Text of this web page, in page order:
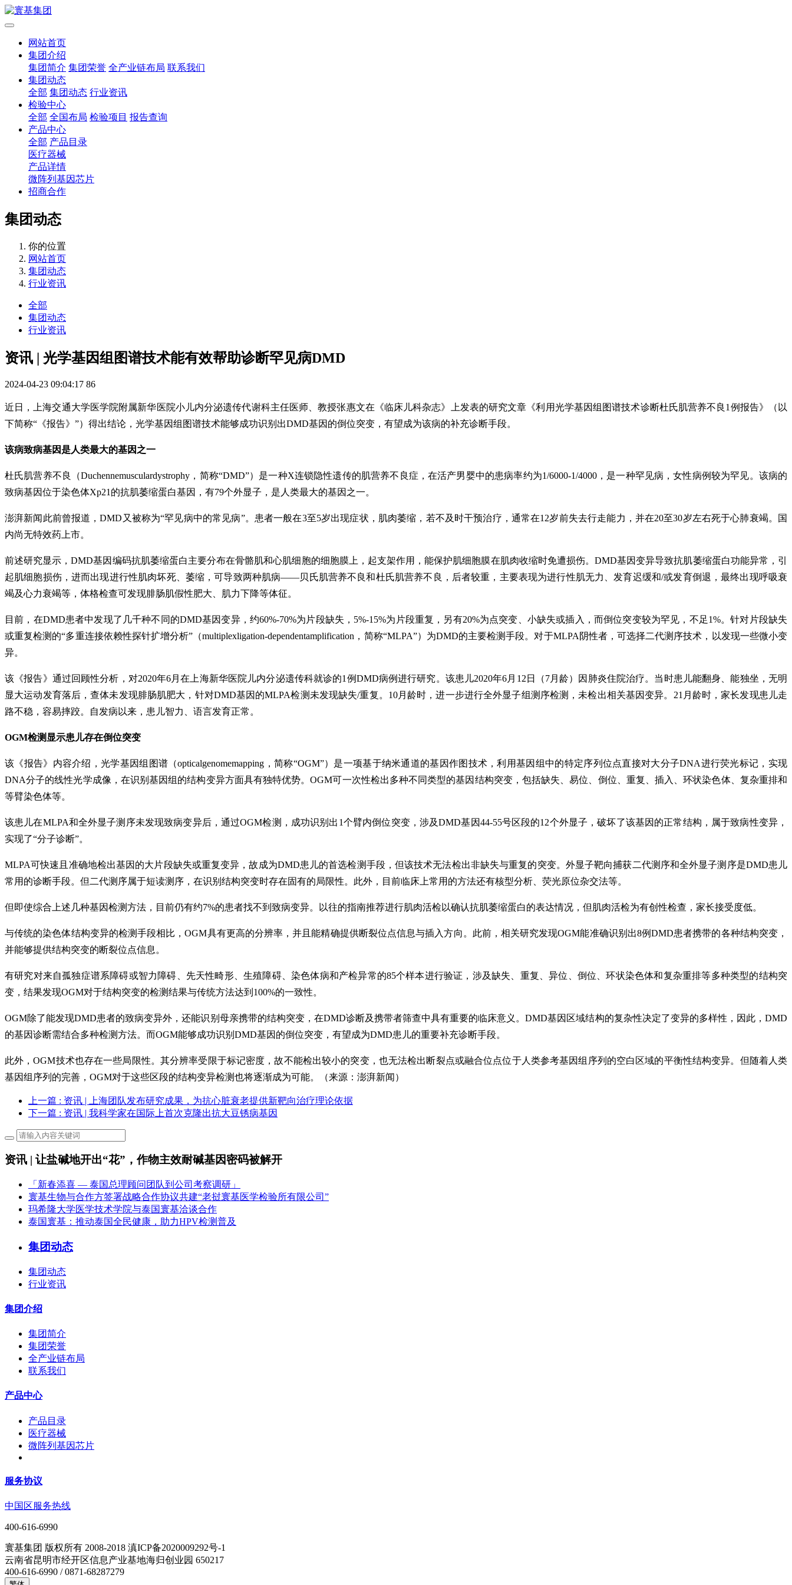
网站首页
集团介绍
集团简介 集团荣誉 全产业链布局 联系我们
集团动态
全部 集团动态 行业资讯
检验中心
全部 全国布局 检验项目 报告查询
产品中心
全部 产品目录
医疗器械
产品详情
微阵列基因芯片
招商合作
集团动态
你的位置
网站首页
集团动态
行业资讯
全部
集团动态
行业资讯
资讯 | 光学基因组图谱技术能有效帮助诊断罕见病DMD
2024-04-23 09:04:17 86
近日，上海交通大学医学院附属新华医院小儿内分泌遗传代谢科主任医师、教授张惠文在《临床儿科杂志》上发表的研究文章《利用光学基因组图谱技术诊断杜氏肌营养不良1例报告》（以
下简称“《报告》”）得出结论，光学基因组图谱技术能够成功识别出DMD基因的倒位突变，有望成为该病的补充诊断手段。
该病致病基因是人类最大的基因之一
杜氏肌营养不良（Duchennemusculardystrophy，简称“DMD”）是一种X连锁隐性遗传的肌营养不良症，在活产男婴中的患病率约为1/6000-1/4000，是一种罕见病，女性病例较为罕见。该病的
致病基因位于染色体Xp21的抗肌萎缩蛋白基因，有79个外显子，是人类最大的基因之一。
澎湃新闻此前曾报道，DMD又被称为“罕见病中的常见病”。患者一般在3至5岁出现症状，肌肉萎缩，若不及时干预治疗，通常在12岁前失去行走能力，并在20至30岁左右死于心肺衰竭。国
内尚无特效药上市。
前述研究显示，DMD基因编码抗肌萎缩蛋白主要分布在骨骼肌和心肌细胞的细胞膜上，起支架作用，能保护肌细胞膜在肌肉收缩时免遭损伤。DMD基因变异导致抗肌萎缩蛋白功能异常，引
起肌细胞损伤，进而出现进行性肌肉坏死、萎缩，可导致两种肌病——贝氏肌营养不良和杜氏肌营养不良，后者较重，主要表现为进行性肌无力、发育迟缓和/或发育倒退，最终出现呼吸衰
竭及心力衰竭等，体格检查可发现腓肠肌假性肥大、肌力下降等体征。
目前，在DMD患者中发现了几千种不同的DMD基因变异，约60%-70%为片段缺失，5%-15%为片段重复，另有20%为点突变、小缺失或插入，而倒位突变较为罕见，不足1%。针对片段缺失
或重复检测的“多重连接依赖性探针扩增分析”（multiplexligation-dependentamplification，简称“MLPA”）为DMD的主要检测手段。对于MLPA阴性者，可选择二代测序技术，以发现一些微小变
异。
该《报告》通过回顾性分析，对2020年6月在上海新华医院儿内分泌遗传科就诊的1例DMD病例进行研究。该患儿2020年6月12日（7月龄）因肺炎住院治疗。当时患儿能翻身、能独坐，无明
显大运动发育落后，查体未发现腓肠肌肥大，针对DMD基因的MLPA检测未发现缺失/重复。10月龄时，进一步进行全外显子组测序检测，未检出相关基因变异。21月龄时，家长发现患儿走
路不稳，容易摔跤。自发病以来，患儿智力、语言发育正常。
OGM检测显示患儿存在倒位突变
该《报告》内容介绍，光学基因组图谱（opticalgenomemapping，简称“OGM”）是一项基于纳米通道的基因作图技术，利用基因组中的特定序列位点直接对大分子DNA进行荧光标记，实现
DNA分子的线性光学成像，在识别基因组的结构变异方面具有独特优势。OGM可一次性检出多种不同类型的基因结构突变，包括缺失、易位、倒位、重复、插入、环状染色体、复杂重排和
等臂染色体等。
该患儿在MLPA和全外显子测序未发现致病变异后，通过OGM检测，成功识别出1个臂内倒位突变，涉及DMD基因44-55号区段的12个外显子，破坏了该基因的正常结构，属于致病性变异，
实现了“分子诊断”。
MLPA可快速且准确地检出基因的大片段缺失或重复变异，故成为DMD患儿的首选检测手段，但该技术无法检出非缺失与重复的突变。外显子靶向捕获二代测序和全外显子测序是DMD患儿
常用的诊断手段。但二代测序属于短读测序，在识别结构突变时存在固有的局限性。此外，目前临床上常用的方法还有核型分析、荧光原位杂交法等。
但即使综合上述几种基因检测方法，目前仍有约7%的患者找不到致病变异。以往的指南推荐进行肌肉活检以确认抗肌萎缩蛋白的表达情况，但肌肉活检为有创性检查，家长接受度低。
与传统的染色体结构变异的检测手段相比，OGM具有更高的分辨率，并且能精确提供断裂位点信息与插入方向。此前，相关研究发现OGM能准确识别出8例DMD患者携带的各种结构突变，
并能够提供结构突变的断裂位点信息。
有研究对来自孤独症谱系障碍或智力障碍、先天性畸形、生殖障碍、染色体病和产检异常的85个样本进行验证，涉及缺失、重复、异位、倒位、环状染色体和复杂重排等多种类型的结构突
变，结果发现OGM对于结构突变的检测结果与传统方法达到100%的一致性。
OGM除了能发现DMD患者的致病变异外，还能识别母亲携带的结构突变，在DMD诊断及携带者筛查中具有重要的临床意义。DMD基因区域结构的复杂性决定了变异的多样性，因此，DMD
的基因诊断需结合多种检测方法。而OGM能够成功识别DMD基因的倒位突变，有望成为DMD患儿的重要补充诊断手段。
此外，OGM技术也存在一些局限性。其分辨率受限于标记密度，故不能检出较小的突变，也无法检出断裂点或融合位点位于人类参考基因组序列的空白区域的平衡性结构变异。但随着人类
基因组序列的完善，OGM对于这些区段的结构变异检测也将逐渐成为可能。（来源：澎湃新闻）
上一篇 : 资讯 | 上海团队发布研究成果，为抗心脏衰老提供新靶向治疗理论依据
下一篇 : 资讯 | 我科学家在国际上首次克隆出抗大豆锈病基因
资讯 | 让盐碱地开出“花”，作物主效耐碱基因密码被解开
「新春添喜 — 泰国总理顾问团队到公司考察调研」
寰基生物与合作方签署战略合作协议共建“老挝寰基医学检验所有限公司”
玛希隆大学医学技术学院与泰国寰基洽谈合作
泰国寰基：推动泰国全民健康，助力HPV检测普及
集团动态
集团动态
行业资讯
集团介绍
集团简介
集团荣誉
全产业链布局
联系我们
产品中心
产品目录
医疗器械
微阵列基因芯片
服务协议
中国区服务热线
400-616-6990
寰基集团 版权所有 2008-2018 滇ICP备2020009292号-1
云南省昆明市经开区信息产业基地海归创业园 650217
400-616-6990 / 0871-68287279